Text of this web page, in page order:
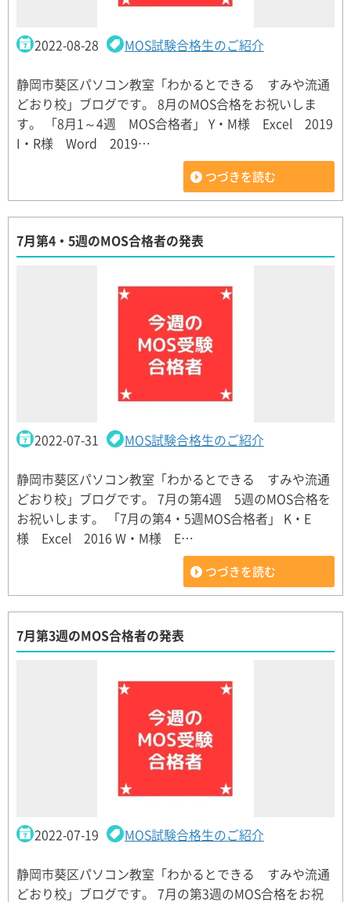
2022-08-28 MOS試験合格生のご紹介
静岡市葵区パソコン教室「わかるとできる すみや流通
どおり校」ブログです。 8月のMOS合格をお祝いしま
す。 「8月1～4週 MOS合格者」 Y・M様 Excel 2019
I・R様 Word 2019…
つづきを読む
7月第4・5週のMOS合格者の発表
2022-07-31 MOS試験合格生のご紹介
静岡市葵区パソコン教室「わかるとできる すみや流通
どおり校」ブログです。 7月の第4週 5週のMOS合格を
お祝いします。 「7月の第4・5週MOS合格者」 K・E
様 Excel 2016 W・M様 E…
つづきを読む
7月第3週のMOS合格者の発表
2022-07-19 MOS試験合格生のご紹介
静岡市葵区パソコン教室「わかるとできる すみや流通
どおり校」ブログです。 7月の第3週のMOS合格をお祝